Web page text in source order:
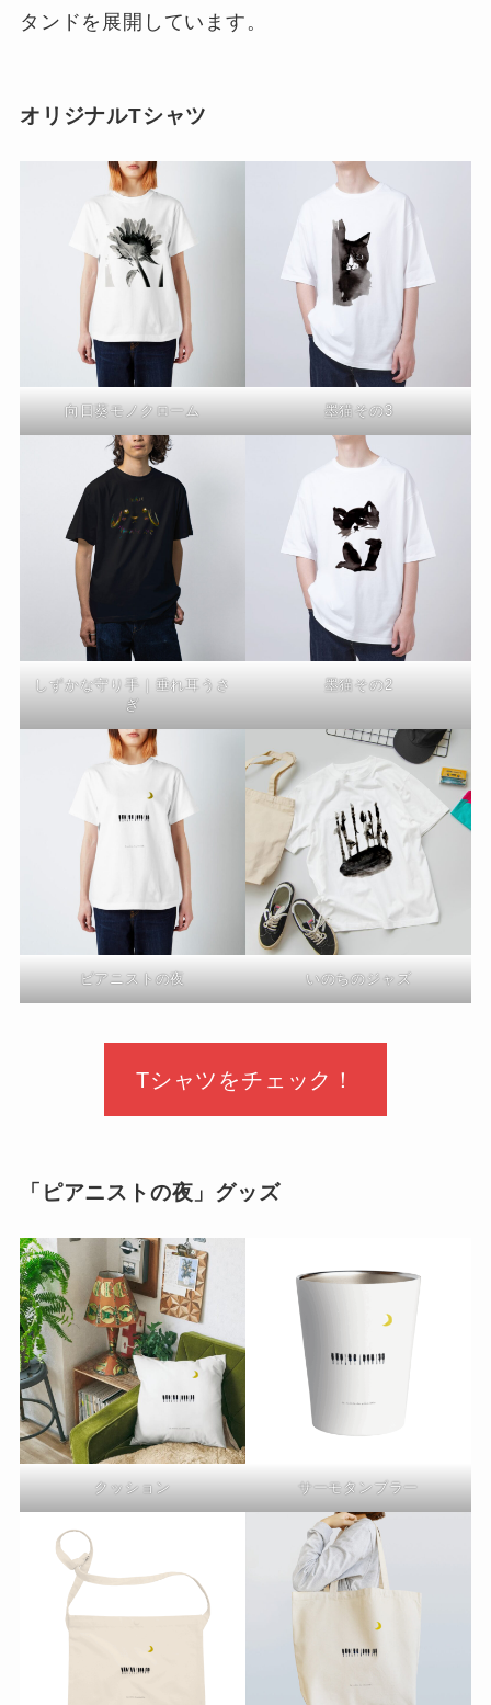
タンドを展開しています。
オリジナルTシャツ
向日葵モノクローム 墨猫その3
しずかな守り手｜垂れ耳うさ
ぎ
墨猫その2
ピアニストの夜 いのちのジャズ
Tシャツをチェック！
「ピアニストの夜」グッズ
クッション サーモタンブラー